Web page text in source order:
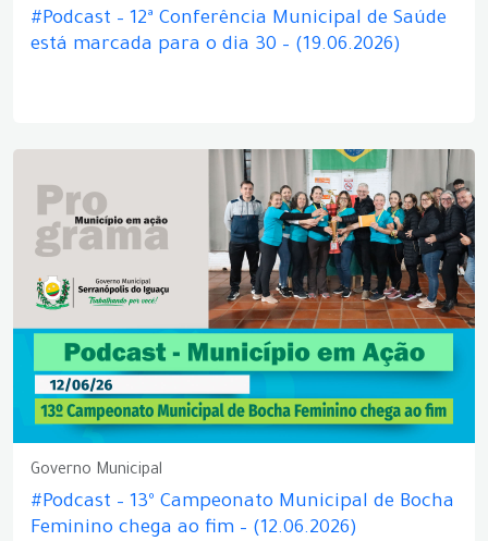
#Podcast – 12ª Conferência Municipal de Saúde
está marcada para o dia 30 – (19.06.2026)
Governo Municipal
#Podcast – 13º Campeonato Municipal de Bocha
Feminino chega ao fim – (12.06.2026)